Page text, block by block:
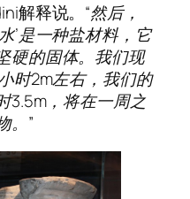
解释说。 “然后，
’是一种盐材料，它
硬的固体。我们现
时2m左右，我们的
3.5m，将在一周之
。”